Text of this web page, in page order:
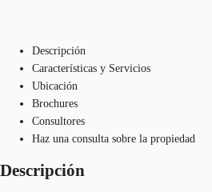
Descripción
Características y Servicios
Ubicación
Brochures
Consultores
Haz una consulta sobre la propiedad
Descripción